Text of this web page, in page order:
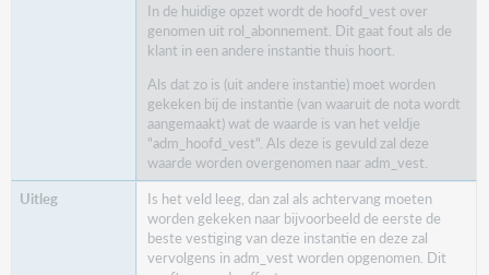
In de huidige opzet wordt de hoofd_vest over
genomen uit rol_abonnement. Dit gaat fout als de
klant in een andere instantie thuis hoort.
Als dat zo is (uit andere instantie) moet worden
gekeken bij de instantie (van waaruit de nota wordt
aangemaakt) wat de waarde is van het veldje
"adm_hoofd_vest". Als deze is gevuld zal deze
waarde worden overgenomen naar adm_vest.
Is het veld leeg, dan zal als achtervang moeten
worden gekeken naar bijvoorbeeld de eerste de
beste vestiging van deze instantie en deze zal
vervolgens in adm_vest worden opgenomen. Dit